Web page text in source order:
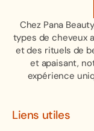
Chez Pana
types de cheveux
et des rituels de
et apaisant,
expérience
Liens utiles